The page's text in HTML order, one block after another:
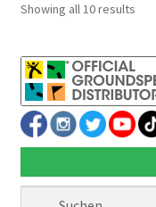
Showing all 10 results